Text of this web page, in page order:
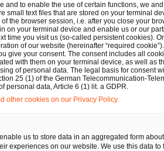
and to enable the use of certain functions, we
small text files that are stored on your terminal
the browser session, i.e. after you close your
on your terminal device and enable us or our
time you visit us (so-called persistent cookies).
of our website (hereinafter “required
give your consent. The consent includes all
with them on your terminal device, as well as
of personal data. The legal basis for consent
25 (1) of the German Telecommunication-
personal data, Article 6 (1) lit. a GDPR.
other cookies on our Privacy Policy.
us to store data in an aggregated form
experiences on our website. We use this data to